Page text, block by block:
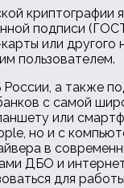
криптографии
подписи
или
пользователем.
а также
с самой
или
но и с
в
ДБО и
для